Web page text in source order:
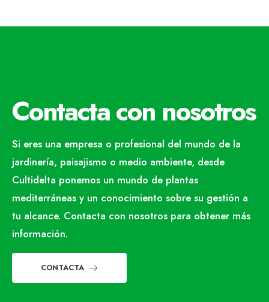
Contacta con nosotros
Si eres una empresa o profesional del mundo de la
jardinería, paisajismo o medio ambiente, desde
Cultidelta ponemos un mundo de plantas
mediterráneas y un conocimiento sobre su gestión a
tu alcance. Contacta con nosotros para obtener más
información.
CONTACTA